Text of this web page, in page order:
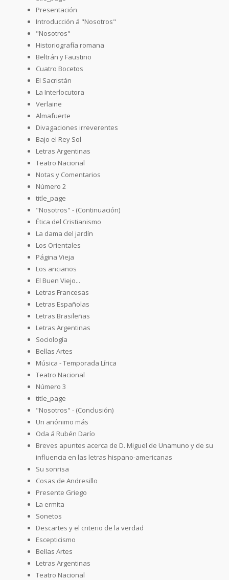
Presentación
Introducción á "Nosotros"
"Nosotros"
Historiografía romana
Beltrán y Faustino
Cuatro Bocetos
El Sacristán
La Interlocutora
Verlaine
Almafuerte
Divagaciones irreverentes
Bajo el Rey Sol
Letras Argentinas
Teatro Nacional
Notas y Comentarios
Número 2
title_page
"Nosotros" - (Continuación)
Ética del Cristianismo
La dama del jardín
Los Orientales
Página Vieja
Los ancianos
El Buen Viejo...
Letras Francesas
Letras Españolas
Letras Brasileñas
Letras Argentinas
Sociología
Bellas Artes
Música - Temporada Lírica
Teatro Nacional
Número 3
title_page
"Nosotros" - (Conclusión)
Un anónimo más
Oda á Rubén Darío
Breves apuntes acerca de D. Miguel de Unamuno y de su
influencia en las letras hispano-americanas
Su sonrisa
Cosas de Andresillo
Presente Griego
La ermita
Sonetos
Descartes y el criterio de la verdad
Escepticismo
Bellas Artes
Letras Argentinas
Teatro Nacional